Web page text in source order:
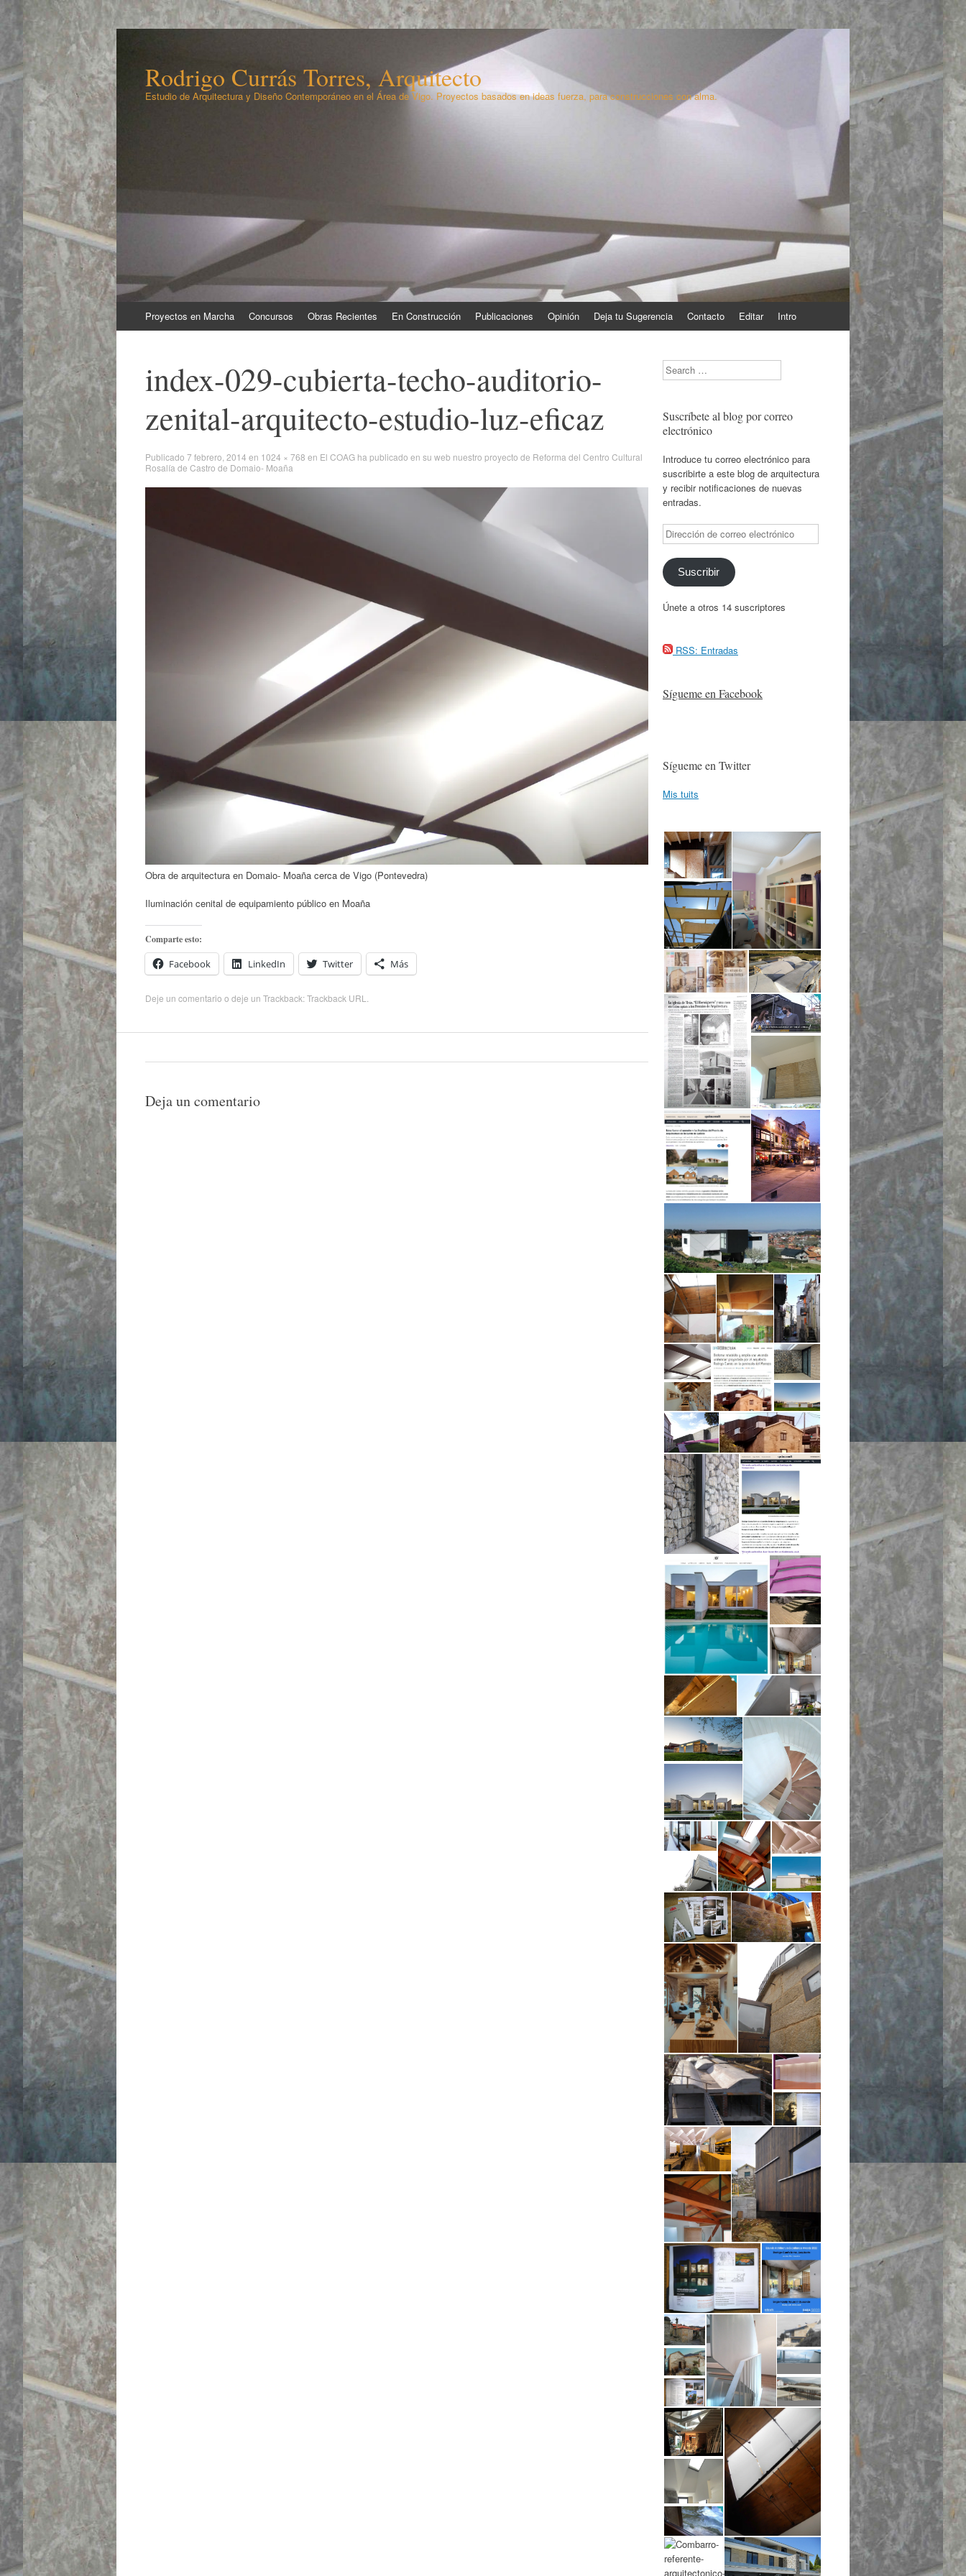
Rodrigo Currás Torres, Arquitecto
Estudio de Arquitectura y Diseño Contemporáneo en el Área de Vigo. Proyectos basados en ideas fuerza, para construcciones con alma.
al
Proyectos en Marcha Concursos Obras Recientes En Construcción Publicaciones Opinión Deja tu Sugerencia Contacto Editar Intro
index-029-cubierta-techo-auditorio-
zenital-arquitecto-estudio-luz-eficaz
Publicado 7 febrero, 2014 en 1024 × 768 en El COAG ha publicado en su web nuestro proyecto de Reforma del Centro Cultural
Rosalía de Castro de Domaio- Moaña
Obra de arquitectura en Domaio- Moaña cerca de Vigo (Pontevedra)
Iluminación cenital de equipamiento público en Moaña
Comparte esto:
Facebook LinkedIn Twitter Más
Deje un comentario o deje un Trackback:Trackback URL
Deja un comentario
Search
Suscríbete al blog por correo
electrónico
Introduce tu correo electrónico para
suscribirte a este blog de arquitectura
y recibir notificaciones de nuevas
entradas.
Dirección
de
correo
electrónico
Suscribir
Únete a otros 14 suscriptores
RSS: Entradas
Sígueme en Facebook
Sígueme en Twitter
Mis tuits